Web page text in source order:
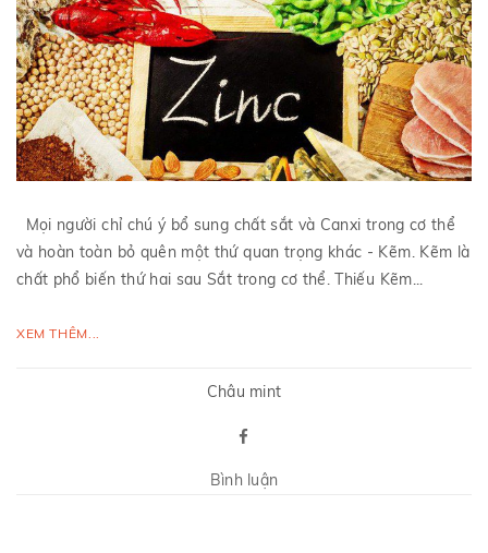
Mọi người chỉ chú ý bổ sung chất sắt và Canxi trong cơ thể
và hoàn toàn bỏ quên một thứ quan trọng khác - Kẽm. Kẽm là
chất phổ biến thứ hai sau Sắt trong cơ thể. Thiếu Kẽm...
XEM THÊM...
Châu mint
Bình luận